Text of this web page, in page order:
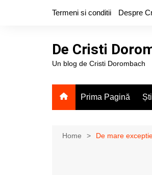
Termeni si conditii Despre
De Cristi
Un blog de Cristi Dorombach
Prima Pagină
Home De mare